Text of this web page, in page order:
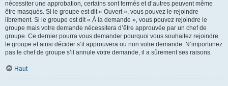
nécessiter une approbation, certains sont fermés et d’autres peuvent même
être masqués. Si le groupe est dit « Ouvert », vous pouvez le rejoindre
librement. Si le groupe est dit « À la demande », vous pouvez rejoindre le
groupe mais votre demande nécessitera d’être approuvée par un chef de
groupe. Ce dernier pourra vous demander pourquoi vous souhaitez rejoindre
le groupe et ainsi décider s’il approuvera ou non votre demande. N’importunez
pas le chef de groupe s’il annule votre demande, il a sûrement ses raisons.
Haut